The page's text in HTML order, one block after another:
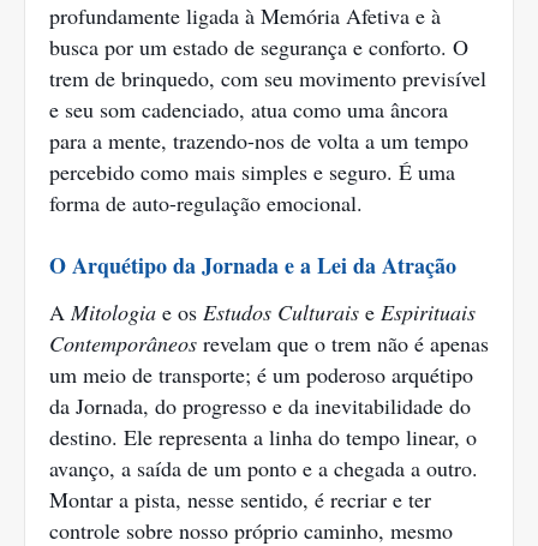
profundamente ligada à Memória Afetiva e à
busca por um estado de segurança e conforto. O
trem de brinquedo, com seu movimento previsível
e seu som cadenciado, atua como uma âncora
para a mente, trazendo-nos de volta a um tempo
percebido como mais simples e seguro. É uma
forma de auto-regulação emocional.
O Arquétipo da Jornada e a Lei da Atração
AMitologia e os Estudos Culturais e Espirituais
Contemporâneos revelam que o trem não é apenas
um meio de transporte; é um poderoso arquétipo
da Jornada, do progresso e da inevitabilidade do
destino. Ele representa a linha do tempo linear, o
avanço, a saída de um ponto e a chegada a outro.
Montar a pista, nesse sentido, é recriar e ter
controle sobre nosso próprio caminho, mesmo